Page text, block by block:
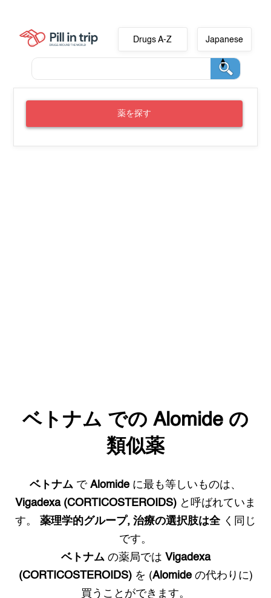
Drugs A-Z Japanese
薬を探す
ベトナム での Alomide の
類似薬
ベトナム で Alomide に最も等しいものは、
Vigadexa (CORTICOSTEROIDS) と呼ばれていま
す。
薬理学的グループ, 治療の選択肢は全 く同じ
です。
ベトナムの薬局では Vigadexa
(CORTICOSTEROIDS)を (Alomideの代わりに)
買うことができます。